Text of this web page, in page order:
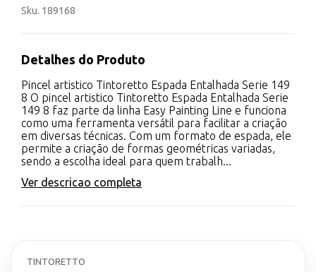
Sku. 189168
Detalhes do Produto
Pincel artistico Tintoretto Espada Entalhada Serie 149
8 O pincel artistico Tintoretto Espada Entalhada Serie
149 8 faz parte da linha Easy Painting Line e funciona
como uma ferramenta versátil para facilitar a criação
em diversas técnicas. Com um formato de espada, ele
permite a criação de formas geométricas variadas,
sendo a escolha ideal para quem trabalh...
Ver descricao completa
TINTORETTO